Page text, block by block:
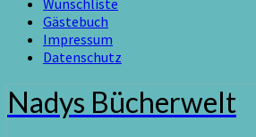
Wunschliste
Gästebuch
Impressum
Datenschutz
Nadys Bücherwelt